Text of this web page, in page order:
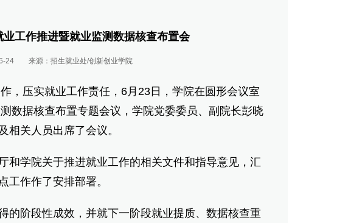
工作推进暨就业监测数据核查布置会
24来源： 招生就业处/创新创业学院
压实就业工作责任，6月23日，学院在圆形会议室
数据核查布置专题会议，学院党委委员、副院长彭晓
相关人员出席了会议。
学院关于推进就业工作的相关文件和指导意见，汇
工作作了安排部署。
阶段性成效，并就下一阶段就业提质、数据核查重